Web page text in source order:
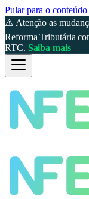
Pular para o
⚠️ Atenção as
Reforma Tributária
RTC. Saiba mais